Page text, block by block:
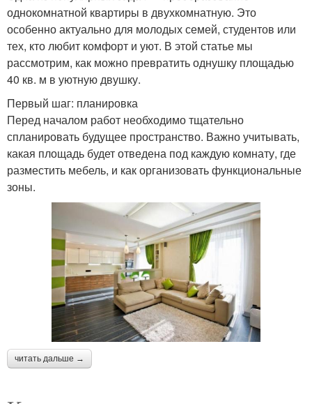
однокомнатной квартиры в двухкомнатную. Это
особенно актуально для молодых семей, студентов или
тех, кто любит комфорт и уют. В этой статье мы
рассмотрим, как можно превратить однушку площадью
40 кв. м в уютную двушку.
Первый шаг: планировка
Перед началом работ необходимо тщательно
спланировать будущее пространство. Важно учитывать,
какая площадь будет отведена под каждую комнату, где
разместить мебель, и как организовать функциональные
зоны.
читать дальше →